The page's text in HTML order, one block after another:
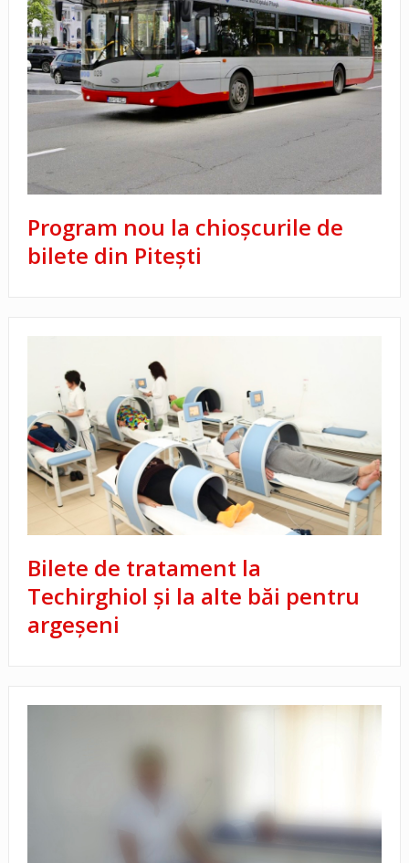
Program nou la chioşcurile de
bilete din Piteşti
Bilete de tratament la
Techirghiol și la alte băi pentru
argeșeni